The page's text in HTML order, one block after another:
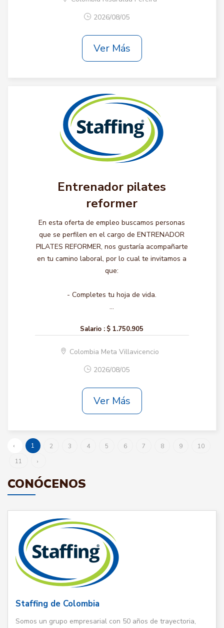
2026/08/05
Ver Más
Entrenador pilates
reformer
En esta oferta de empleo buscamos personas
que se perfilen en el cargo de ENTRENADOR
PILATES REFORMER, nos gustaría acompañarte
en tu camino laboral, por lo cual te invitamos a
que:
- Completes tu hoja de vida.
...
Salario : $ 1.750.905
Colombia Meta Villavicencio
2026/08/05
Ver Más
‹ 1 2 3 4 5 6 7 8 9
10
11
›
CONÓCENOS
Staffing de Colombia
Somos un grupo empresarial con 50 años de trayectoria,